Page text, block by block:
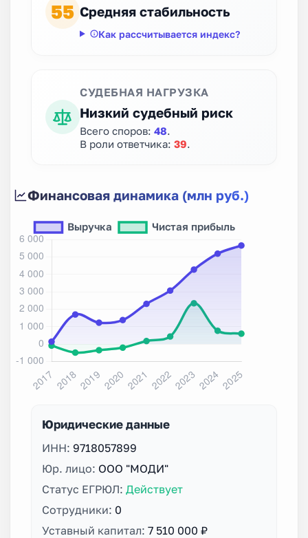
55 Средняя стабильность
Как рассчитывается индекс?
СУДЕБНАЯ НАГРУЗКА
Низкий судебный риск
Всего споров: 48
В роли ответчика: 39
Финансовая динамика (млн руб.)
Юридические данные
ИНН: 9718057899
Юр. лицо: ООО "МОДИ"
Статус ЕГРЮЛ: Действует
Сотрудники: 0
Уставный капитал: 7 510 000 ₽